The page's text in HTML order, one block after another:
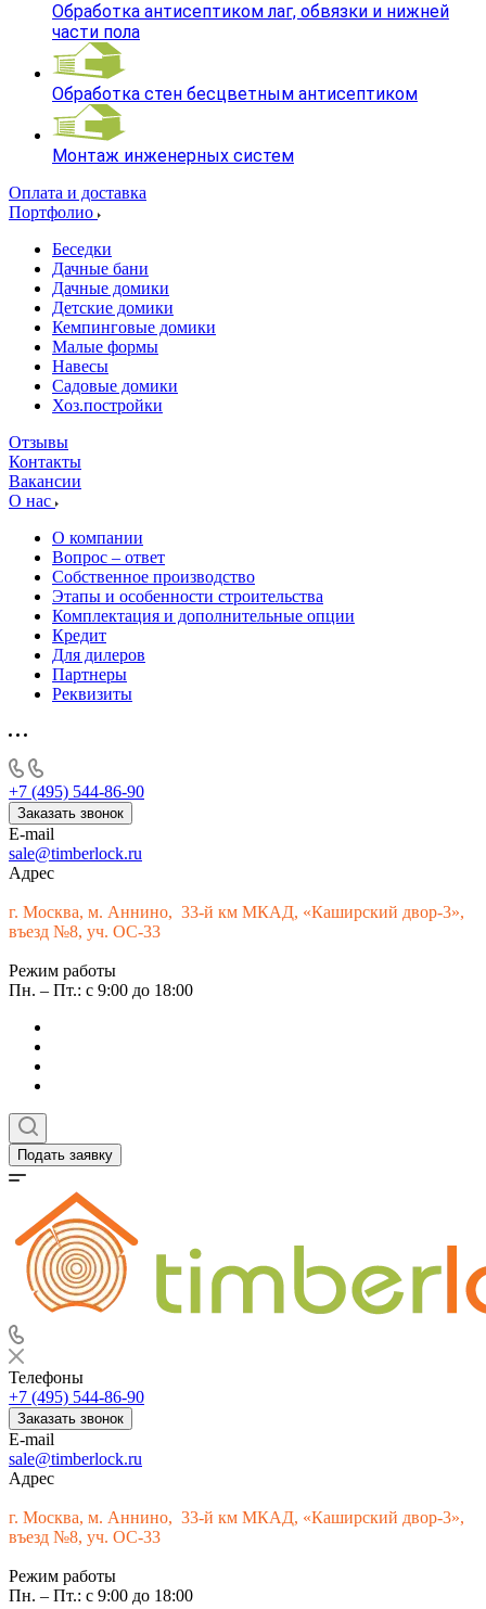
Обработка антисептиком лаг, обвязки и нижней
части пола
Обработка стен бесцветным антисептиком
Монтаж инженерных систем
Оплата и доставка
Портфолио
Беседки
Дачные бани
Дачные домики
Детские домики
Кемпинговые домики
Малые формы
Навесы
Садовые домики
Хоз.постройки
Отзывы
Контакты
Вакансии
О нас
О компании
Вопрос – ответ
Собственное производство
Этапы и особенности строительства
Комплектация и дополнительные опции
Кредит
Для дилеров
Партнеры
Реквизиты
+7 (495) 544-86-90
Заказать звонок
E-mail
sale@timberlock.ru
Адрес
г. Москва, м. Аннино, 33-й км МКАД, «Каширский двор-3»,
въезд №8, уч. ОС-33
Режим работы
Пн. – Пт.: с 9:00 до 18:00
Подать заявку
Телефоны
+7 (495) 544-86-90
Заказать звонок
E-mail
sale@timberlock.ru
Адрес
г. Москва, м. Аннино, 33-й км МКАД, «Каширский двор-3»,
въезд №8, уч. ОС-33
Режим работы
Пн. – Пт.: с 9:00 до 18:00